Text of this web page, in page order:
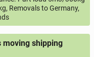
Removals to Germany,
moving shipping